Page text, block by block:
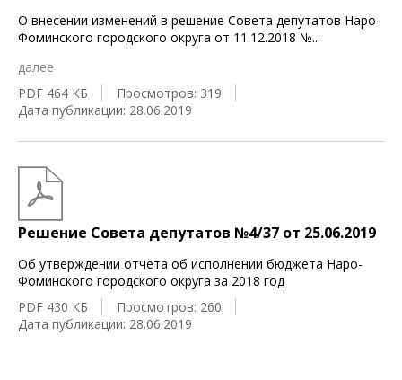
О внесении изменений в решение Совета депутатов Наро-
Фоминского городского округа от 11.12.2018 №...
далее
PDF 464 КБ
Просмотров: 319
Дата публикации: 28.06.2019
Решение Совета депутатов №4/37 от 25.06.2019
Об утверждении отчета об исполнении бюджета Наро-
Фоминского городского округа за 2018 год
PDF 430 КБ
Просмотров: 260
Дата публикации: 28.06.2019